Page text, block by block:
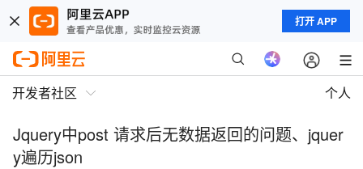
打开 APP
开发者社区 个人
Jquery中post 请求后无数据返回的问题、jquer
y遍历json